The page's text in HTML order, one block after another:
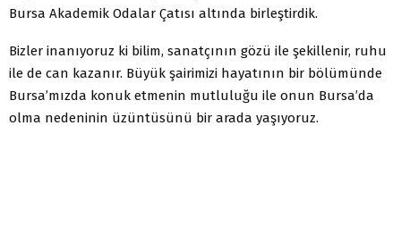
Bursa Akademik Odalar Çatısı altında birleştirdik.
Bizler inanıyoruz ki bilim, sanatçının gözü ile şekillenir, ruhu
ile de can kazanır. Büyük şairimizi hayatının bir bölümünde
Bursa’mızda konuk etmenin mutluluğu ile onun Bursa’da
olma nedeninin üzüntüsünü bir arada yaşıyoruz.